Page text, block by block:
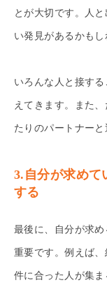
とが大切です。人
い発見があるかもし
いろんな人と接す
えてきます。また
たりのパートナーと
3.自分が求めて
する
最後に、自分が求
重要です。例えば
件に合った人が集